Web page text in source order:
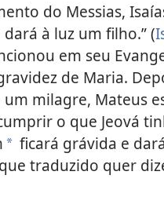
do Messias,
à luz um filho.” (
em seu
de Maria.
milagre, Mateus
o que Jeová
a ficará grávida e
traduzido quer